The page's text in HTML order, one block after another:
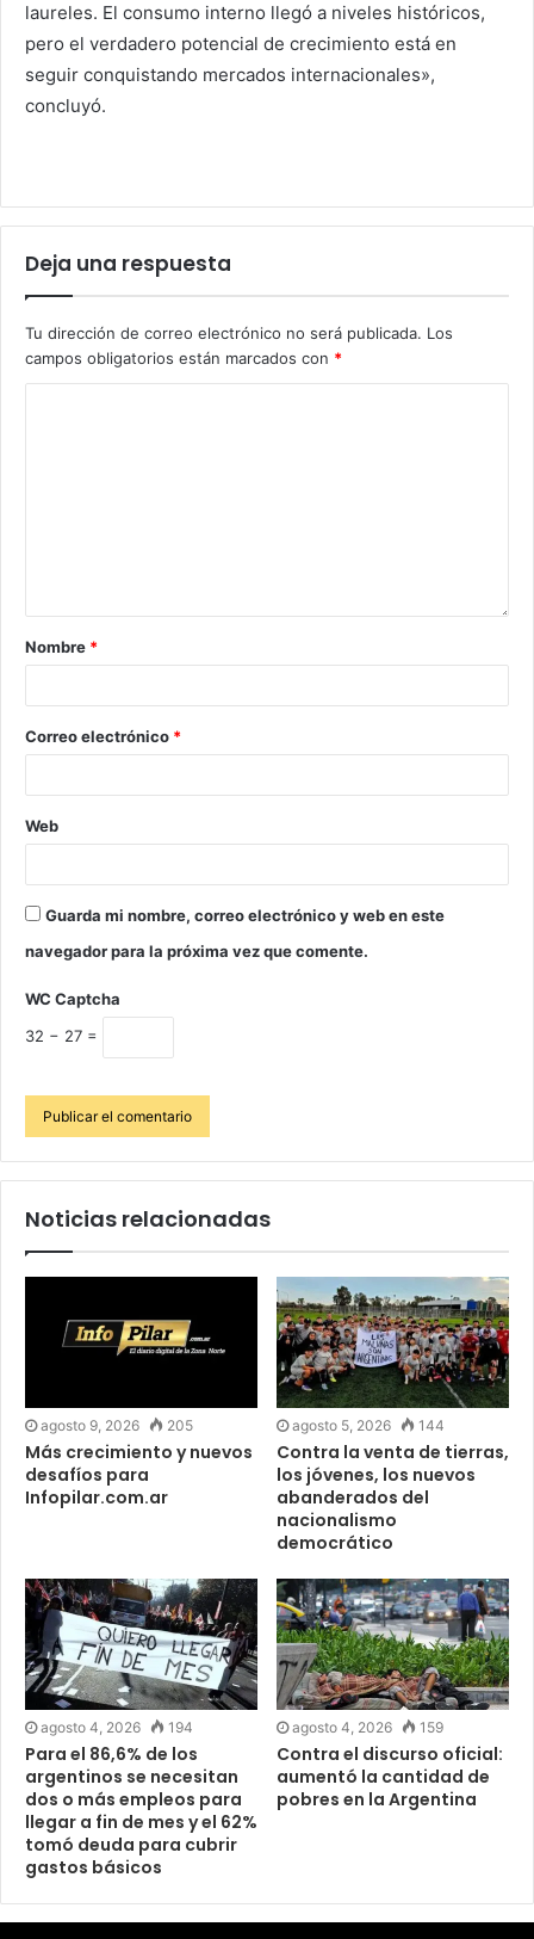
laureles. El consumo interno llegó a niveles históricos,
pero el verdadero potencial de crecimiento está en
seguir conquistando mercados internacionales»,
concluyó.
Deja una respuesta
Tu dirección de correo electrónico no será publicada. Los
campos obligatorios están marcados con *
Nombre *
Correo electrónico *
Web
Guarda mi nombre, correo electrónico y web en este
navegador para la próxima vez que comente.
WC Captcha
32 − 27 =
Noticias relacionadas
agosto 9, 2026 205
Más crecimiento y nuevos
desafíos para
Infopilar.com.ar
agosto 5, 2026 144
Contra la venta de tierras,
los jóvenes, los nuevos
abanderados del
nacionalismo
democrático
agosto 4, 2026 194
Para el 86,6% de los
argentinos se necesitan
dos o más empleos para
llegar a fin de mes y el 62%
tomó deuda para cubrir
gastos básicos
agosto 4, 2026 159
Contra el discurso oficial:
aumentó la cantidad de
pobres en la Argentina